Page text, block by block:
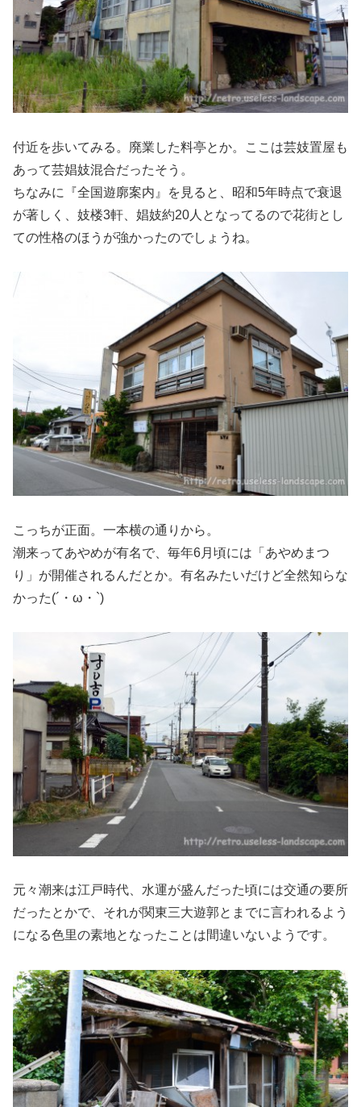
付近を歩いてみる。廃業した料亭とか。ここは芸妓置屋も
あって芸娼妓混合だったそう。
ちなみに『全国遊廓案内』を見ると、昭和5年時点で衰退
が著しく、妓楼3軒、娼妓約20人となってるので花街とし
ての性格のほうが強かったのでしょうね。
こっちが正面。一本横の通りから。
潮来ってあやめが有名で、毎年6月頃には「あやめまつ
り」が開催されるんだとか。有名みたいだけど全然知らな
かった(´・ω・`)
元々潮来は江戸時代、水運が盛んだった頃には交通の要所
だったとかで、それが関東三大遊郭とまでに言われるよう
になる色里の素地となったことは間違いないようです。